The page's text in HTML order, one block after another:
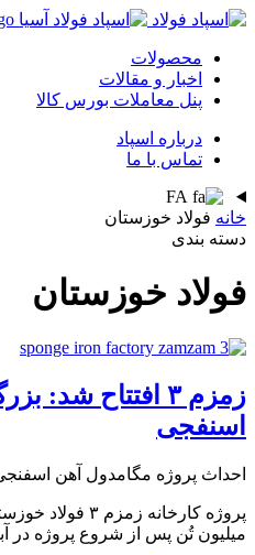
محصولات
اخبار و مقالات
پنل معاملات بورس کالا
درباره اسپاد
تماس با ما
FA
خانه فولاد خوزستان
دسته بندی
فولاد خوزستان
زمزم ۳ افتتاح
اسنفجی
احداث پروژه مگامدول آهن
پروژه کارخانه
میلیون تُن پس از شروع پروژه در آبان ماه سال